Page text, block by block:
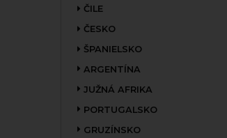
ČILE
ČESKO
ŠPANIELSKO
ARGENTÍNA
JUŽNÁ AFRIKA
PORTUGALSKO
GRUZÍNSKO